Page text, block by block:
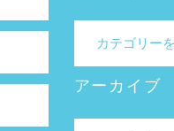
ー
アーカイブ